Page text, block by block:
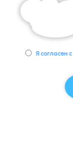
Я согласен с